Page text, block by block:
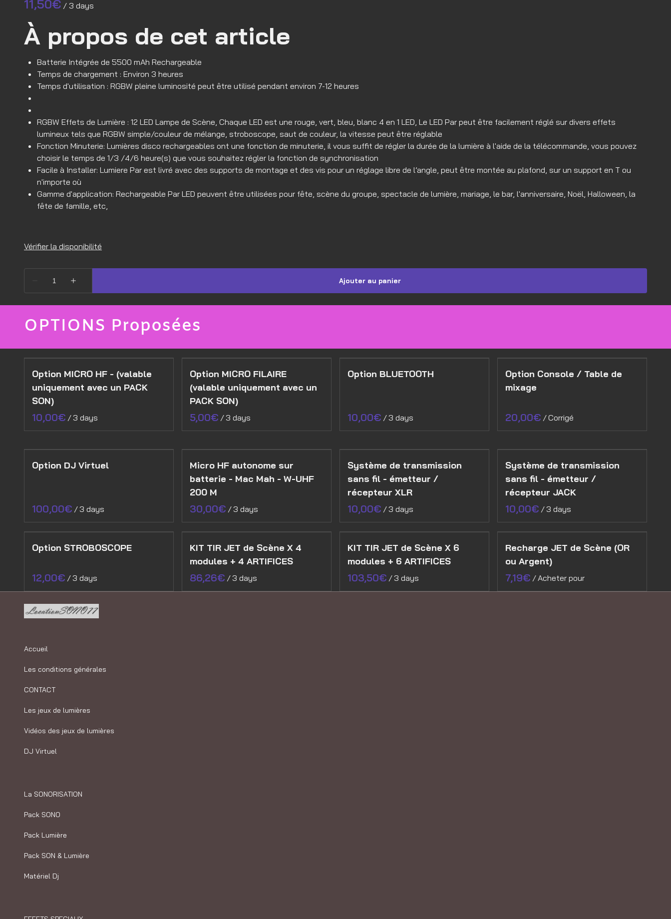
/
À propos de cet article
Batterie Intégrée de 5500 mAh Rechargeable
Temps de chargement : Environ 3 heures
Temps d'utilisation : RGBW pleine luminosité peut être utilisé pendant environ 7-12 heures
RGBW Effets de Lumière : 12 LED Lampe de Scène, Chaque LED est une rouge, vert, bleu, blanc 4 en 1 LED, Le LED Par peut être facilement réglé sur divers effets
lumineux tels que RGBW simple/couleur de mélange, stroboscope, saut de couleur, la vitesse peut être réglable
Fonction Minuterie: Lumières disco rechargeables ont une fonction de minuterie, il vous suffit de régler la durée de la lumière à l'aide de la télécommande, vous pouvez
choisir le temps de 1/3 /4/6 heure(s) que vous souhaitez régler la fonction de synchronisation
Facile à Installer: Lumiere Par est livré avec des supports de montage et des vis pour un réglage libre de l’angle, peut être montée au plafond, sur un support en T ou
n'importe où
Gamme d'application: Rechargeable Par LED peuvent être utilisées pour fête, scène du groupe, spectacle de lumière, mariage, le bar, l'anniversaire, Noël, Halloween, la
fête de famille, etc,
OPTIONS Proposées
Option MICRO HF - (valable
uniquement avec un PACK
SON)
/
Option MICRO FILAIRE
(valable uniquement avec un
PACK SON)
/
Option BLUETOOTH
/
Option Console / Table de
mixage
/
Option DJ Virtuel
/
Micro HF autonome sur
batterie - Mac Mah - W-UHF
200 M
/
Système de transmission
sans fil - émetteur /
récepteur XLR
/
Système de transmission
sans fil - émetteur /
récepteur JACK
/
Option STROBOSCOPE
/
KIT TIR JET de Scène X 4
modules + 4 ARTIFICES
/
KIT TIR JET de Scène X 6
modules + 6 ARTIFICES
/
Recharge JET de Scène (OR
ou Argent)
/
Accueil
Les conditions générales
CONTACT
Les jeux de lumières
Vidéos des jeux de lumières
DJ Virtuel
La SONORISATION
Pack SONO
Pack Lumière
Pack SON & Lumière
Matériel Dj